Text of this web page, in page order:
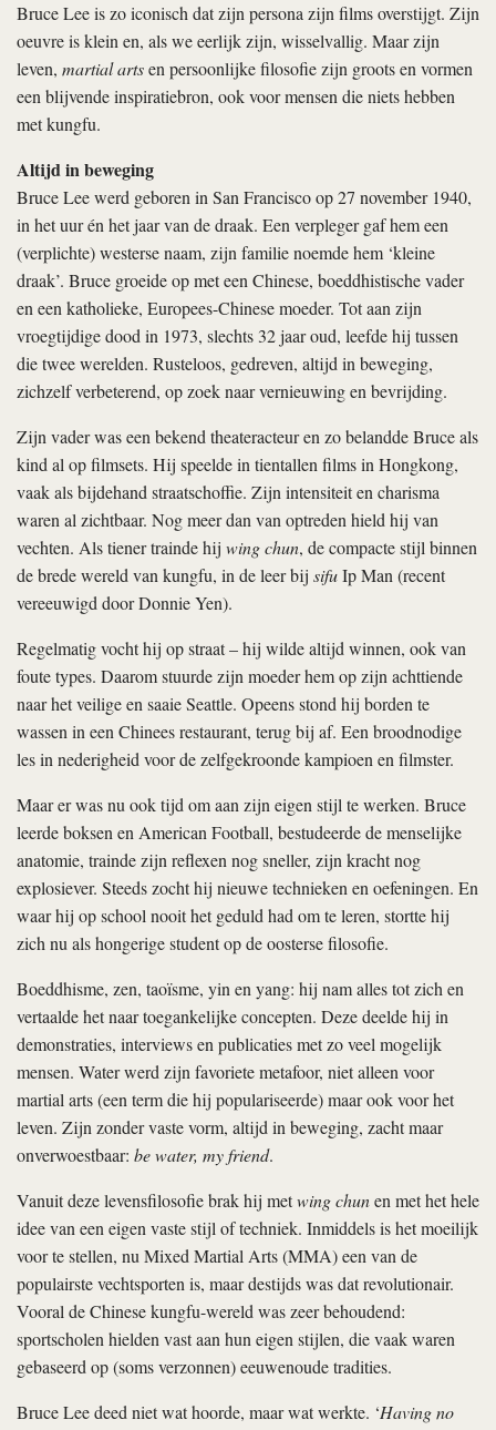
Bruce Lee is zo iconisch dat zijn persona zijn films overstijgt. Zijn
oeuvre is klein en, als we eerlijk zijn, wisselvallig. Maar zijn
leven, martial artsen persoonlijke filosofie zijn groots en vormen
een blijvende inspiratiebron, ook voor mensen die niets hebben
met kungfu.
Altijd in beweging
Bruce Lee werd geboren in San Francisco op 27 november 1940,
in het uur én het jaar van de draak. Een verpleger gaf hem een
(verplichte) westerse naam, zijn familie noemde hem ‘kleine
draak’. Bruce groeide op met een Chinese, boeddhistische vader
en een katholieke, Europees-Chinese moeder. Tot aan zijn
vroegtijdige dood in 1973, slechts 32 jaar oud, leefde hij tussen
die twee werelden. Rusteloos, gedreven, altijd in beweging,
zichzelf verbeterend, op zoek naar vernieuwing en bevrijding.
Zijn vader was een bekend theateracteur en zo belandde Bruce als
kind al op filmsets. Hij speelde in tientallen films in Hongkong,
vaak als bijdehand straatschoffie. Zijn intensiteit en charisma
waren al zichtbaar. Nog meer dan van optreden hield hij van
vechten. Als tiener trainde hij wing chun, de compacte stijl binnen
de brede wereld van kungfu, in de leer bij sifuIp Man (recent
vereeuwigd door Donnie Yen).
Regelmatig vocht hij op straat – hij wilde altijd winnen, ook van
foute types. Daarom stuurde zijn moeder hem op zijn achttiende
naar het veilige en saaie Seattle. Opeens stond hij borden te
wassen in een Chinees restaurant, terug bij af. Een broodnodige
les in nederigheid voor de zelfgekroonde kampioen en filmster.
Maar er was nu ook tijd om aan zijn eigen stijl te werken. Bruce
leerde boksen en American Football, bestudeerde de menselijke
anatomie, trainde zijn reflexen nog sneller, zijn kracht nog
explosiever. Steeds zocht hij nieuwe technieken en oefeningen. En
waar hij op school nooit het geduld had om te leren, stortte hij
zich nu als hongerige student op de oosterse filosofie.
Boeddhisme, zen, taoïsme, yin en yang: hij nam alles tot zich en
vertaalde het naar toegankelijke concepten. Deze deelde hij in
demonstraties, interviews en publicaties met zo veel mogelijk
mensen. Water werd zijn favoriete metafoor, niet alleen voor
martial arts (een term die hij populariseerde) maar ook voor het
leven. Zijn zonder vaste vorm, altijd in beweging, zacht maar
onverwoestbaar: be water, my friend.
Vanuit deze levensfilosofie brak hij metwing chunen met het hele
idee van een eigen vaste stijl of techniek. Inmiddels is het moeilijk
voor te stellen, nu Mixed Martial Arts (MMA) een van de
populairste vechtsporten is, maar destijds was dat revolutionair.
Vooral de Chinese kungfu-wereld was zeer behoudend:
sportscholen hielden vast aan hun eigen stijlen, die vaak waren
gebaseerd op (soms verzonnen) eeuwenoude tradities.
Bruce Lee deed niet wat hoorde, maar wat werkte. ‘Having no